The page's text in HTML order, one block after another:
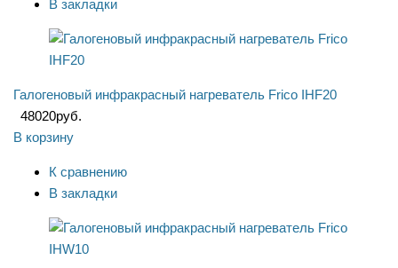
В закладки
Галогеновый инфракрасный нагреватель Frico IHF20
48020руб.
В корзину
К сравнению
В закладки